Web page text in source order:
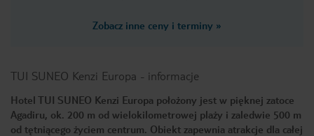
Zobacz inne ceny i terminy »
TUI SUNEO Kenzi Europa - informacje
Hotel TUI SUNEO Kenzi Europa położony jest w pięknej zatoce
Agadiru, ok. 200 m od wielokilometrowej plaży i zaledwie 500 m
od tętniącego życiem centrum. Obiekt zapewnia atrakcje dla całej